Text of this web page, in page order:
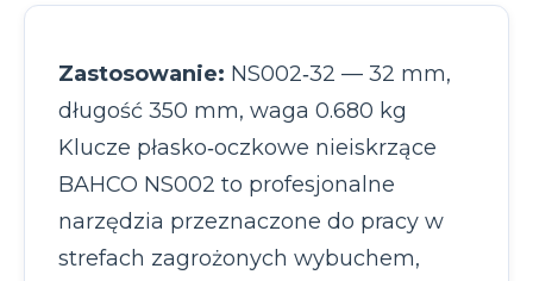
Zastosowanie: NS002‑32 — 32 mm,
długość 350 mm, waga 0.680 kg
Klucze płasko‑oczkowe nieiskrzące
BAHCO NS002 to profesjonalne
narzędzia przeznaczone do pracy w
strefach zagrożonych wybuchem,